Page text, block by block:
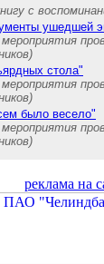
с
ушедшей
стола"
было весело"
реклама на